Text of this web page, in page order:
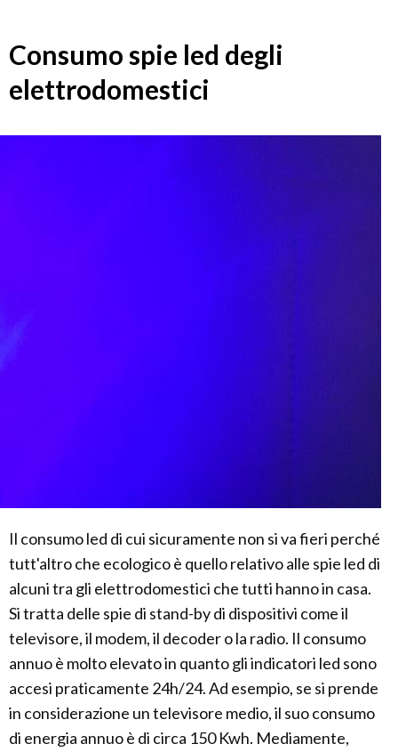
Consumo spie led degli
elettrodomestici
Il consumo led di cui sicuramente non si va fieri perché
tutt'altro che ecologico è quello relativo alle spie led di
alcuni tra gli elettrodomestici che tutti hanno in casa.
Si tratta delle spie di stand-by di dispositivi come il
televisore, il modem, il decoder o la radio. Il consumo
annuo è molto elevato in quanto gli indicatori led sono
accesi praticamente 24h/24. Ad esempio, se si prende
in considerazione un televisore medio, il suo consumo
di energia annuo è di circa 150 Kwh. Mediamente,